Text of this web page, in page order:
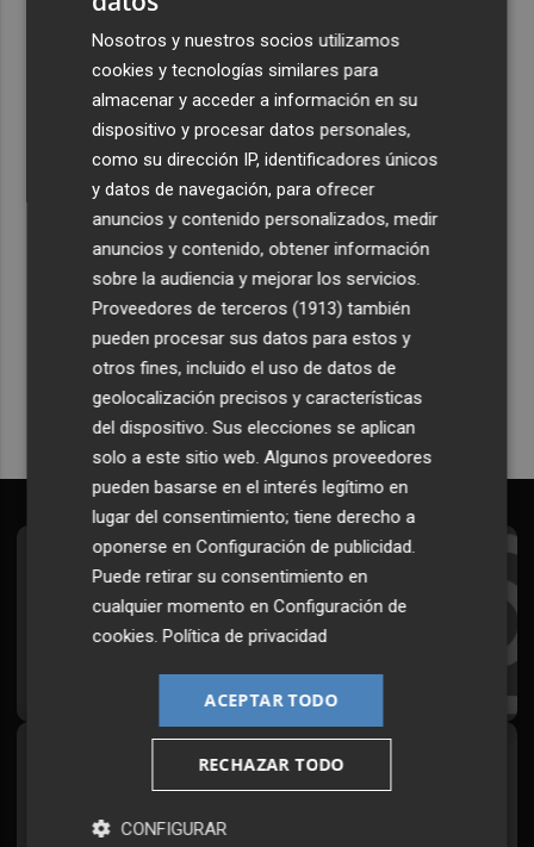
Ruz ya hace planes para un posible futuro de Clarisas,
más allá de la rehabilitación: ¿retorno de la Dama?
ViviFind, el buscador inmobiliario con IA surgido del
PCUMH, prepara sus primeras alianzas con el sector
Recibe toda la actualidad de
Plaza Podcast en tu correo
Quiero suscribirme
Suscríbete al Boletín
Todos los días a primera hora en tu email
¡Quiero suscribirme!
Síguenos en redes
Nosotros y nuestros socios utilizamos
cookies y tecnologías similares para
almacenar y acceder a información en su
dispositivo y procesar datos personales,
como su dirección IP, identificadores únicos
y datos de navegación, para ofrecer
anuncios y contenido personalizados, medir
anuncios y contenido, obtener información
sobre la audiencia y mejorar los servicios.
Proveedores de terceros (1913) también
pueden procesar sus datos para estos y
otros fines, incluido el uso de datos de
geolocalización precisos y características
del dispositivo. Sus elecciones se aplican
solo a este sitio web. Algunos proveedores
pueden basarse en el interés legítimo en
lugar del consentimiento; tiene derecho a
oponerse enConfiguración de publicidad
Puede retirar su consentimiento en
cualquier momento enConfiguración de
cookies .Política de privacidad
ACEPTAR TODO
RECHAZAR TODO
CONFIGURAR